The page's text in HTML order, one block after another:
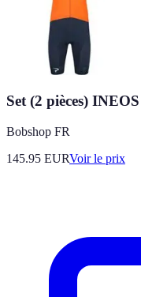
Set (2 pièces)
Bobshop FR
145.95 EURVoir le prix